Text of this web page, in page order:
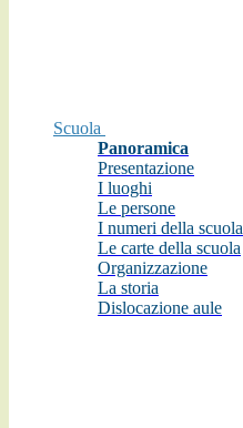
Scuola
Panoramica
Presentazione
I luoghi
Le persone
I numeri della scuola
Le carte della scuola
Organizzazione
La storia
Dislocazione aule